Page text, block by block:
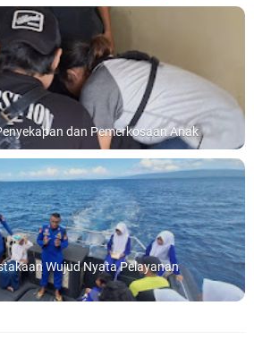
dan Pemerkosaan Anak
Wujud Nyata Pelayanan